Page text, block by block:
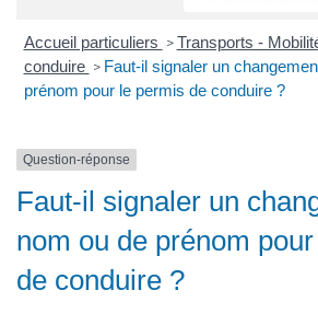
Accueil particuliers > Transports -
conduire > Faut-il signaler un
prénom pour le permis de conduire ?
Question-réponse
Faut-il signaler un
nom ou de prénom
de conduire ?